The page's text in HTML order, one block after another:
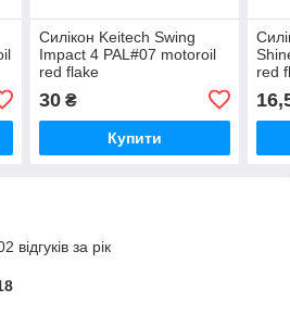
Силікон Keitech Swing
Impact 4 PAL#07 motoroil
red flake
30₴
Купити
red
відгуків за рік